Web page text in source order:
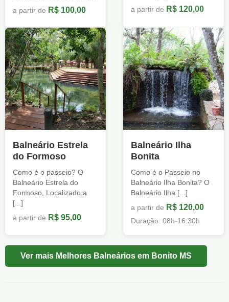
a partir de R$ 100,00 a partir de R$ 120,00
Balneário Estrela
do Formoso
Como é o passeio? O
Balneário Estrela do
Formoso, Localizado a
[...]
a partir de R$ 95,00
Balneário Ilha
Bonita
Como é o Passeio no
Balneário Ilha Bonita? O
Balneário Ilha [...]
a partir de R$ 120,00
Duração: 08h-16:30h
Ver mais Melhores Balneários em Bonito MS